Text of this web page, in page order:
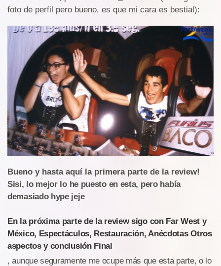
foto de perfil pero bueno, es que mi cara es bestial):
Bueno y hasta aquí la primera parte de la review!
Sisi, lo mejor lo he puesto en esta, pero había
demasiado hype jeje
En la próxima parte de la review sigo con Far West y
México, Espectáculos, Restauración, Anécdotas Otros
aspectos y conclusión Final
, aunque seguramente me ocupe más que esta parte, o lo